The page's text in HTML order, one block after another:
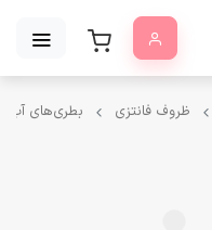
ظروف فانتزی بطری‌های آب